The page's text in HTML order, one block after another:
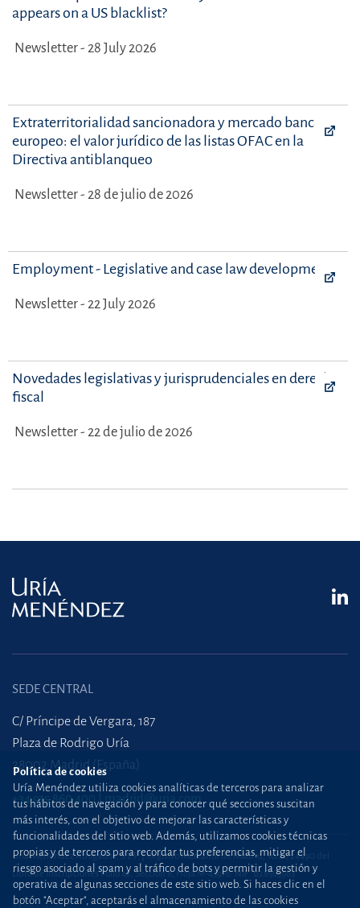
appears on a US blacklist?
Newsletter - 28 July 2026
Extraterritorialidad sancionadora y mercado bancario
europeo: el valor jurídico de las listas OFAC en la
Directiva antiblanqueo
Newsletter - 28 de julio de 2026
Employment - Legislative and case law developments
Newsletter - 22 July 2026
Novedades legislativas y jurisprudenciales en derecho
fiscal
Newsletter - 22 de julio de 2026
SEDE CENTRAL
C/ Príncipe de Vergara, 187
Plaza de Rodrigo Uría
28002 Madrid (España)
+34 915 860 400 madrid@uria.com
Uría Menéndez Abogados, S.L.P. | Registro Mercantil de Madrid, Tomo 24490 del
Libro de Inscripciones Folio 42, Sección 8, Hoja M-43976. NIF: B28563963
Política de cookies
Uría Menéndez utiliza cookies analíticas de terceros para analizar
tus hábitos de navegación y para conocer qué secciones suscitan
más interés, con el objetivo de mejorar las características y
funcionalidades del sitio web. Además, utilizamos cookies técnicas
propias y de terceros para recordar tus preferencias, mitigar el
riesgo asociado al spam y al tráfico de bots y permitir la gestión y
operativa de algunas secciones de este sitio web. Si haces clic en el
botón "Aceptar", aceptarás el almacenamiento de las cookies